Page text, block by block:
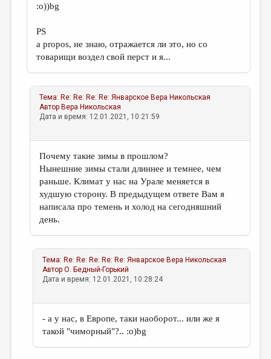
:о))bg
PS
a propos, не знаю, отражается ли это, но со
товарищи воздел свой перст и я...
Тема: Re: Re: Re: Re: Январское Вера Никольская
Автор Вера Никольская
Дата и время: 12.01.2021, 10:21:59
Почему такие зимы в прошлом?
Нынешние зимы стали длиннее и темнее, чем
раньше. Климат у нас на Урале меняется в
худшую сторону. В предыдущем ответе Вам я
написала про темень и холод на сегодняшний
день.
Тема: Re: Re: Re: Re: Re: Январское Вера Никольская
АвторО. Бедный-Горький
Дата и время: 12.01.2021, 10:28:24
- а у нас, в Европе, таки наоборот... или же я
такой "чиморный"?.. :о)bg